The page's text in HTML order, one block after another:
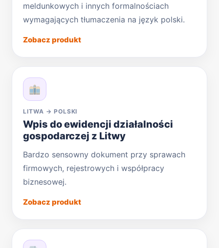
meldunkowych i innych formalnościach
wymagających tłumaczenia na język polski.
Zobacz produkt
LITWA → POLSKI
Wpis do ewidencji działalności
gospodarczej z Litwy
Bardzo sensowny dokument przy sprawach
firmowych, rejestrowych i współpracy
biznesowej.
Zobacz produkt